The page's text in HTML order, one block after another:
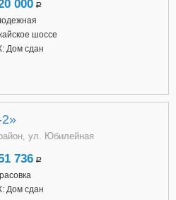
000 a
шоссе
Дом сдан
ул. Юбилейная
736 a
Дом сдан